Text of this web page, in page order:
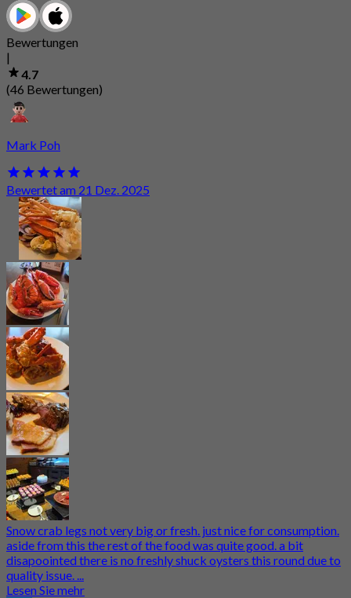
Bewertungen
|
4.7
(46 Bewertungen)
Mark Poh
Bewertet am 21 Dez. 2025
Snow crab legs not very big or fresh. just nice for consumption.
aside from this the rest of the food was quite good. a bit
disapoointed there is no freshly shuck oysters this round due to
quality issue. ...
Lesen Sie mehr